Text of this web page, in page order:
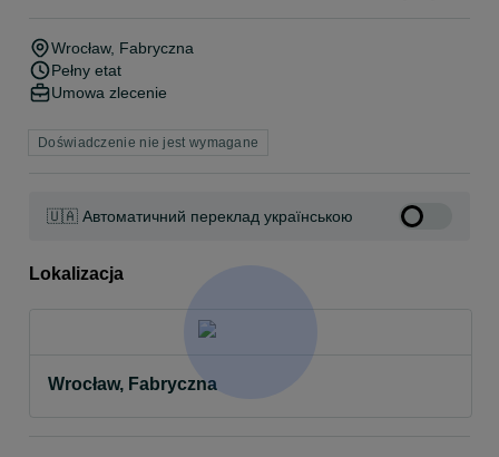
Wrocław, Fabryczna
Pełny etat
Umowa zlecenie
Doświadczenie nie jest wymagane
🇺🇦 Автоматичний переклад українською
Lokalizacja
Wrocław, Fabryczna